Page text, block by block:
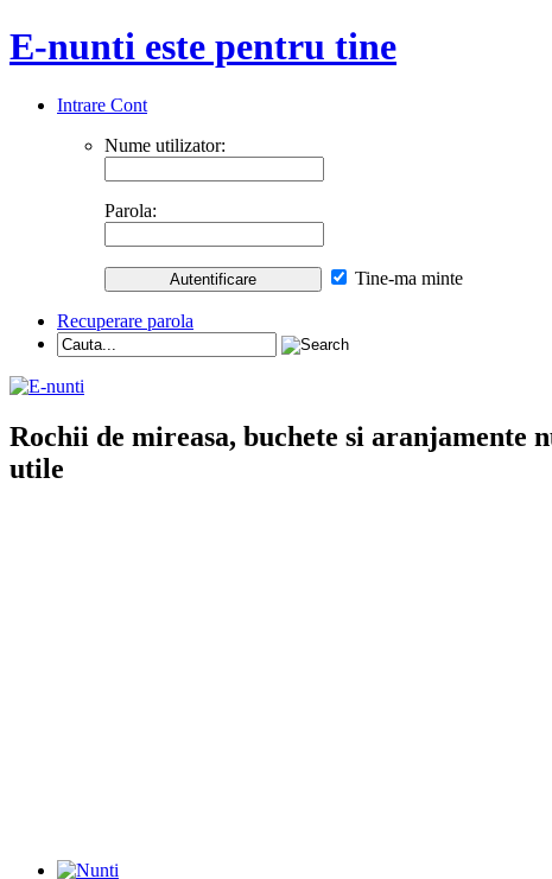
E-nunti este pentru tine
Intrare Cont
Nume utilizator:
Parola:
Tine-ma minte
Recuperare parola
Rochii de mireasa, buchete si
utile